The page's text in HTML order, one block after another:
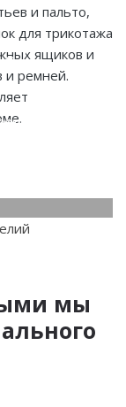
и пальто,
для трикотажа
ящиков и
и ремней.
его
Ваши
мы